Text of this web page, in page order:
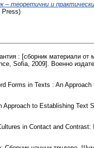
теоретични и
Press)
: [сборник материали от
Sofia, 2009]. Военно
Forms in Texts : An
Approach to Establishing Text
in Contact and